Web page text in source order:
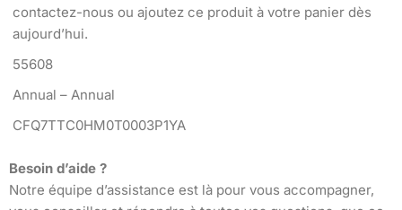
contactez-nous ou ajoutez ce produit à votre panier dès
aujourd’hui.
55608
Annual – Annual
CFQ7TTC0HM0T0003P1YA
Besoin d’aide ?
Notre équipe d’assistance est là pour vous accompagner,